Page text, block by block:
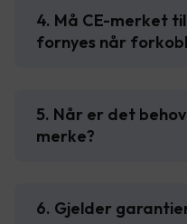
4. Må CE-merket
fornyes når
5. Når er det
merke?
6. Gjelder